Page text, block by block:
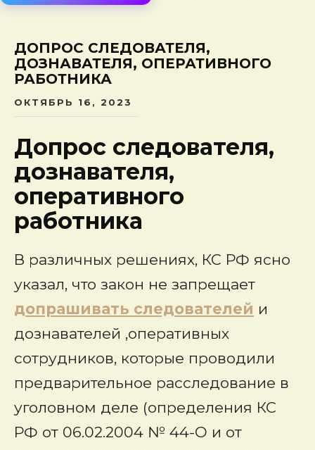
ДОПРОС СЛЕДОВАТЕЛЯ,
ДОЗНАВАТЕЛЯ, ОПЕРАТИВНОГО
РАБОТНИКА
ОКТЯБРЬ 16, 2023
Допрос следователя,
дознавателя,
оперативного
работника
В различных решениях, КС РФ ясно
указал, что закон не запрещает
допрашивать следователей и
дознавателей ,оперативных
сотрудников, которые проводили
предварительное расследование в
уголовном деле (определения КС
РФ от 06.02.2004 № 44-О и от